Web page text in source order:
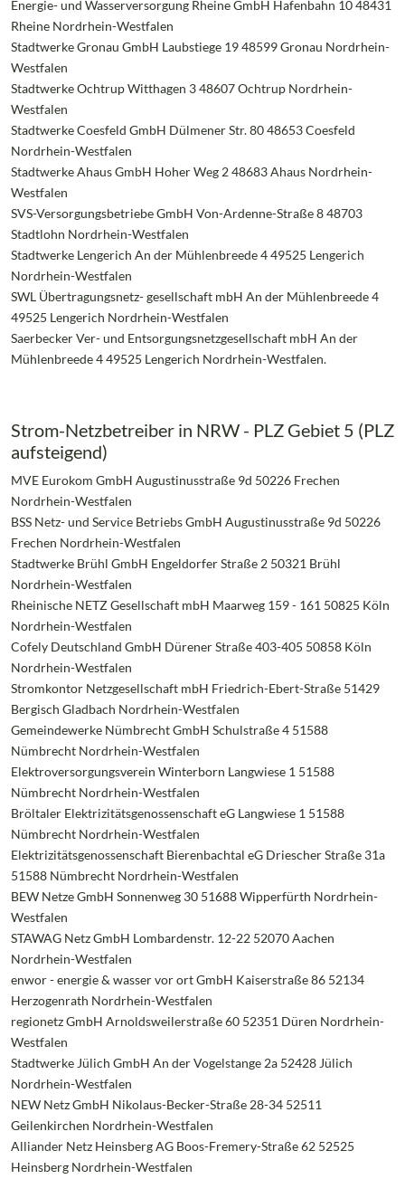
Energie- und Wasserversorgung Rheine GmbH Hafenbahn 10 48431
Rheine Nordrhein-Westfalen
Stadtwerke Gronau GmbH Laubstiege 19 48599 Gronau Nordrhein-
Westfalen
Stadtwerke Ochtrup Witthagen 3 48607 Ochtrup Nordrhein-
Westfalen
Stadtwerke Coesfeld GmbH Dülmener Str. 80 48653 Coesfeld
Nordrhein-Westfalen
Stadtwerke Ahaus GmbH Hoher Weg 2 48683 Ahaus Nordrhein-
Westfalen
SVS-Versorgungsbetriebe GmbH Von-Ardenne-Straße 8 48703
Stadtlohn Nordrhein-Westfalen
Stadtwerke Lengerich An der Mühlenbreede 4 49525 Lengerich
Nordrhein-Westfalen
SWL Übertragungsnetz- gesellschaft mbH An der Mühlenbreede 4
49525 Lengerich Nordrhein-Westfalen
Saerbecker Ver- und Entsorgungsnetzgesellschaft mbH An der
Mühlenbreede 4 49525 Lengerich Nordrhein-Westfalen.
Strom-Netzbetreiber in NRW - PLZ Gebiet 5 (PLZ
aufsteigend)
MVE Eurokom GmbH Augustinusstraße 9d 50226 Frechen
Nordrhein-Westfalen
BSS Netz- und Service Betriebs GmbH Augustinusstraße 9d 50226
Frechen Nordrhein-Westfalen
Stadtwerke Brühl GmbH Engeldorfer Straße 2 50321 Brühl
Nordrhein-Westfalen
Rheinische NETZ Gesellschaft mbH Maarweg 159 - 161 50825 Köln
Nordrhein-Westfalen
Cofely Deutschland GmbH Dürener Straße 403-405 50858 Köln
Nordrhein-Westfalen
Stromkontor Netzgesellschaft mbH Friedrich-Ebert-Straße 51429
Bergisch Gladbach Nordrhein-Westfalen
Gemeindewerke Nümbrecht GmbH Schulstraße 4 51588
Nümbrecht Nordrhein-Westfalen
Elektroversorgungsverein Winterborn Langwiese 1 51588
Nümbrecht Nordrhein-Westfalen
Bröltaler Elektrizitätsgenossenschaft eG Langwiese 1 51588
Nümbrecht Nordrhein-Westfalen
Elektrizitätsgenossenschaft Bierenbachtal eG Driescher Straße 31a
51588 Nümbrecht Nordrhein-Westfalen
BEW Netze GmbH Sonnenweg 30 51688 Wipperfürth Nordrhein-
Westfalen
STAWAG Netz GmbH Lombardenstr. 12-22 52070 Aachen
Nordrhein-Westfalen
enwor - energie & wasser vor ort GmbH Kaiserstraße 86 52134
Herzogenrath Nordrhein-Westfalen
regionetz GmbH Arnoldsweilerstraße 60 52351 Düren Nordrhein-
Westfalen
Stadtwerke Jülich GmbH An der Vogelstange 2a 52428 Jülich
Nordrhein-Westfalen
NEW Netz GmbH Nikolaus-Becker-Straße 28-34 52511
Geilenkirchen Nordrhein-Westfalen
Alliander Netz Heinsberg AG Boos-Fremery-Straße 62 52525
Heinsberg Nordrhein-Westfalen